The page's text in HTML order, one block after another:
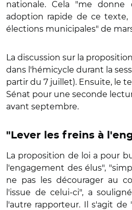
nationale. Cela "me
adoption rapide de ce
élections municipales" de
La discussion sur la
dans l'hémicycle durant la
partir du 7 juillet). Ensuite, le
Sénat pour une seconde
avant septembre.
"Lever les freins à
La proposition de loi a pour
l'engagement des élus",
ne pas les décourager au
l'issue de celui-ci", a
l'autre rapporteur. Il s'agit de